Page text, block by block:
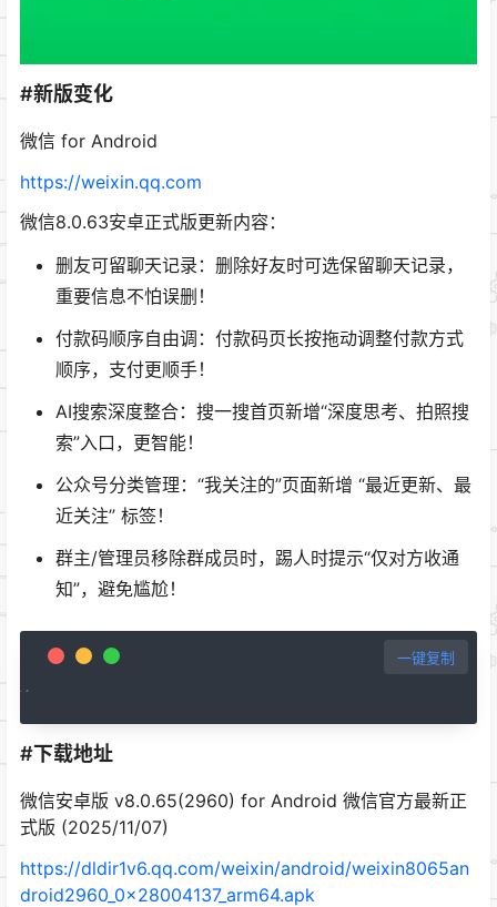
#新版变化
微信 for Android
https://weixin.qq.com
微信8.0.63安卓正式版更新内容：
删友可留聊天记录：删除好友时可选保留聊天记录，
重要信息不怕误删！
付款码顺序自由调：付款码页长按拖动调整付款方式
顺序，支付更顺手！
AI搜索深度整合：搜一搜首页新增“深度思考、拍照搜
索”入口，更智能！
公众号分类管理：“我关注的”页面新增 “最近更新、最
近关注” 标签！
群主/管理员移除群成员时，踢人时提示“仅对方收通
知”，避免尴尬！
一键复制
#下载地址
微信安卓版 v8.0.65(2960) for Android 微信官方最新正
式版 (2025/11/07)
https://dldir1v6.qq.com/weixin/android/weixin8065an
droid2960_0x28004137_arm64.apk